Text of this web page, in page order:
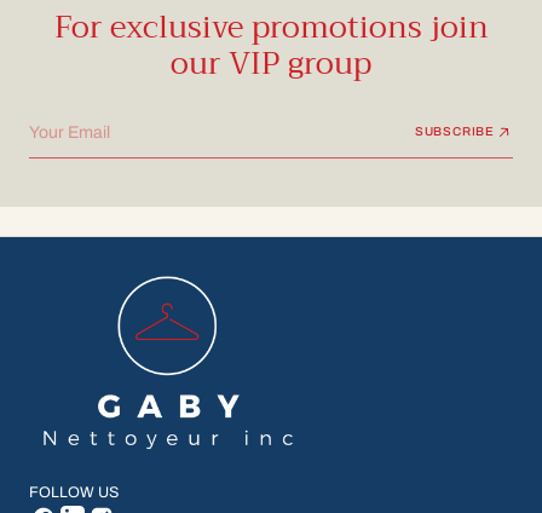
For exclusive promotions join
our VIP group
Your Email SUBSCRIBE
FOLLOW US